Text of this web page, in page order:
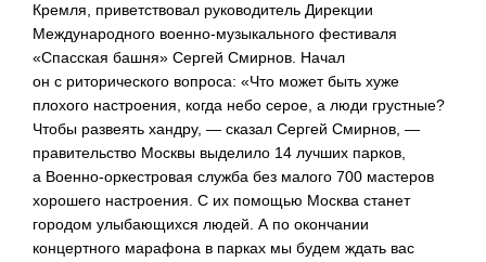
Кремля, приветствовал руководитель Дирекции
Международного военно-музыкального фестиваля
«Спасская башня» Сергей Смирнов. Начал
он с риторического вопроса: «Что может быть хуже
плохого настроения, когда небо серое, а люди грустные?
Чтобы развеять хандру, — сказал Сергей Смирнов, —
правительство Москвы выделило 14 лучших парков,
а Военно-оркестровая служба без малого 700 мастеров
хорошего настроения. С их помощью Москва станет
городом улыбающихся людей. А по окончании
концертного марафона в парках мы будем ждать вас